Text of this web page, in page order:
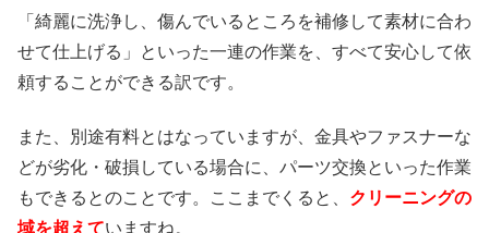
「綺麗に洗浄し、傷んでいるところを補修して素材に合わ
せて仕上げる」といった一連の作業を、すべて安心して依
頼することができる訳です。
また、別途有料とはなっていますが、金具やファスナーな
どが劣化・破損している場合に、パーツ交換といった作業
もできるとのことです。ここまでくると、 クリーニングの
域を超えていますね。